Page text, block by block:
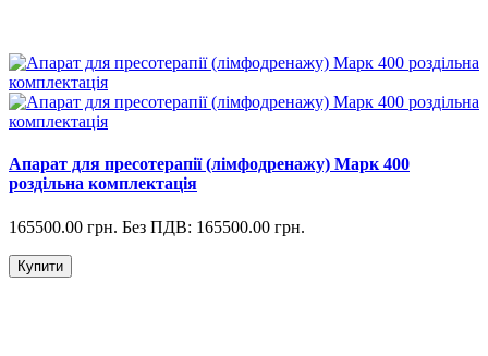
Апарат для пресотерапії (лімфодренажу) Марк 400
роздільна комплектація
165500.00 грн. Без ПДВ: 165500.00 грн.
Купити